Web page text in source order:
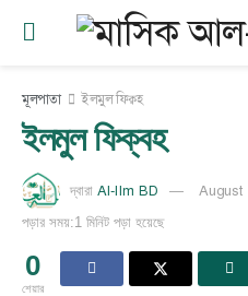
মূলপাতা ইলমুল ফিক্বহ
ইলমুল ফিক্বহ
দ্বারা Al-Ilm BD August
পড়ার সময়:1 মিনিট পড়া হয়েছে
0
শেয়ার